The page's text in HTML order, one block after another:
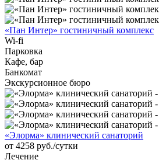
«Пан Интер» гостиничный комплекс
Wi-fi
Парковка
Кафе, бар
Банкомат
Экскурсионное бюро
«Элорма» клинический санаторий
от 4258 руб./сутки
Лечение